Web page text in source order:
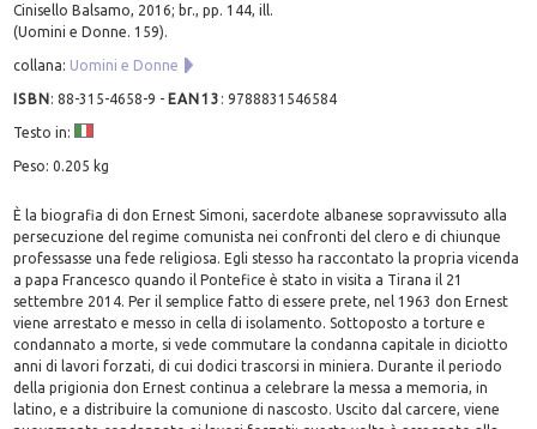
Cinisello Balsamo, 2016; br., pp. 144, ill.
(Uomini e Donne. 159).
collana: Uomini e Donne
ISBN:88-315-4658-9 - EAN13 :9788831546584
Testo in:
Peso: 0.205 kg
È la biografia di don Ernest Simoni, sacerdote albanese sopravvissuto alla
persecuzione del regime comunista nei confronti del clero e di chiunque
professasse una fede religiosa. Egli stesso ha raccontato la propria vicenda
a papa Francesco quando il Pontefice è stato in visita a Tirana il 21
settembre 2014. Per il semplice fatto di essere prete, nel 1963 don Ernest
viene arrestato e messo in cella di isolamento. Sottoposto a torture e
condannato a morte, si vede commutare la condanna capitale in diciotto
anni di lavori forzati, di cui dodici trascorsi in miniera. Durante il periodo
della prigionia don Ernest continua a celebrare la messa a memoria, in
latino, e a distribuire la comunione di nascosto. Uscito dal carcere, viene